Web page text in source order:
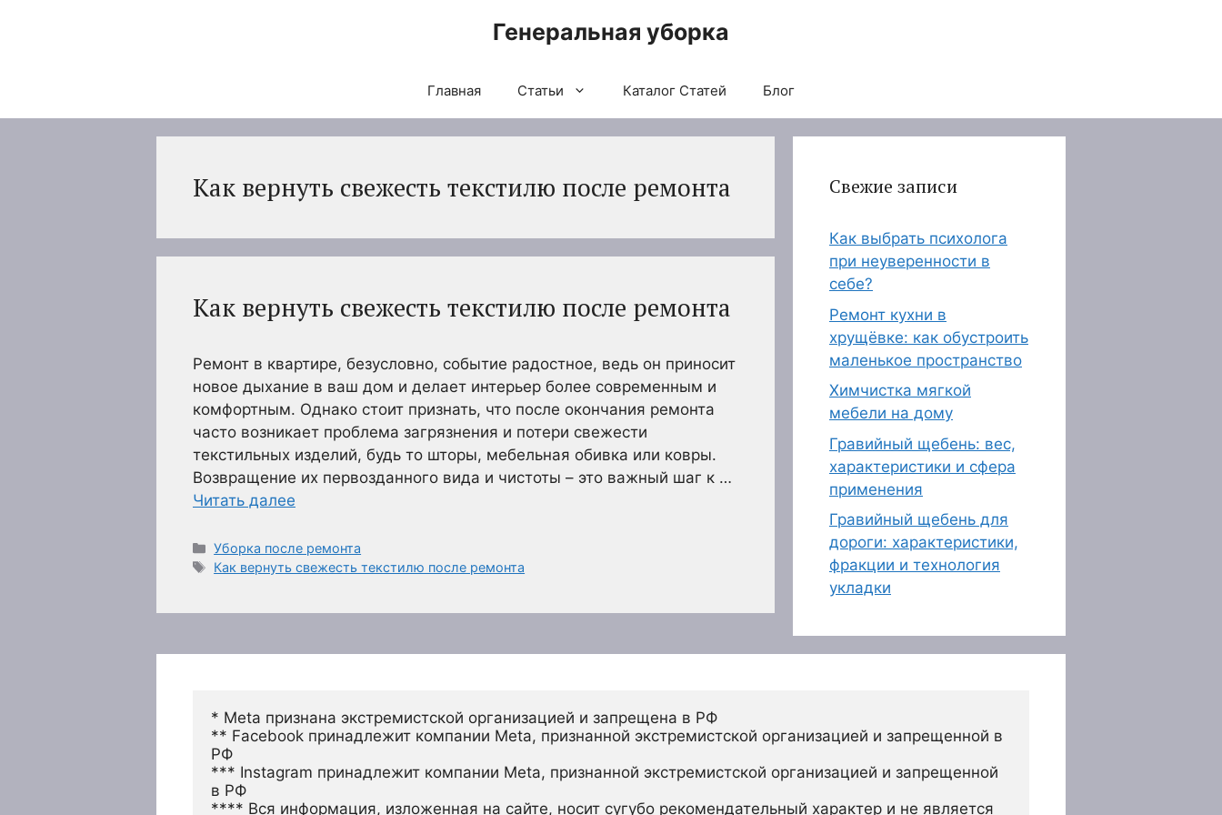
Генеральная уборка
Главная Статьи Каталог Статей Блог
Как вернуть свежесть текстилю после ремонта
Как вернуть свежесть текстилю после ремонта
Ремонт в квартире, безусловно, событие радостное, ведь он приносит
новое дыхание в ваш дом и делает интерьер более современным и
комфортным. Однако стоит признать, что после окончания ремонта
часто возникает проблема загрязнения и потери свежести
текстильных изделий, будь то шторы, мебельная обивка или ковры.
Возвращение их первозданного вида и чистоты – это важный шаг к …
Читать далее
Рубрики
Уборка после ремонта
Метки
Как вернуть свежесть текстилю после ремонта
Свежие записи
Как выбрать психолога
при неуверенности в
себе?
Ремонт кухни в
хрущёвке: как обустроить
маленькое пространство
Химчистка мягкой
мебели на дому
Гравийный щебень: вес,
характеристики и сфера
применения
Гравийный щебень для
дороги: характеристики,
фракции и технология
укладки
* Meta признана экстремистской организацией и запрещена в РФ
** Facebook принадлежит компании Meta, признанной экстремистской организацией и запрещенной в
РФ
*** Instagram принадлежит компании Meta, признанной экстремистской организацией и запрещенной
в РФ
**** Вся информация, изложенная на сайте, носит сугубо рекомендательный характер и не является